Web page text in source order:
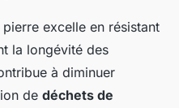
pierre excelle en résistant
la longévité des
à diminuer
de déchets de